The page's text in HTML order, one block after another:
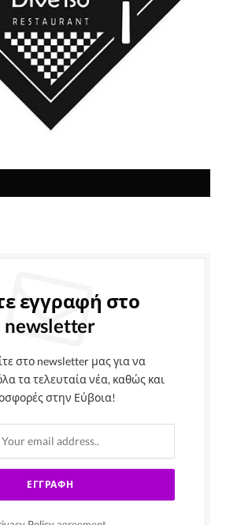
εγγραφή στο
newsletter
στο newsletter μας για να
τα τελευταία νέα, καθώς και
στην Εύβοια!